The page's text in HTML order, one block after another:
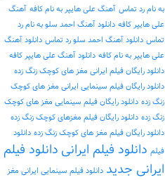
به نام رد تماس آهنگ علی هایپر به نام کافه آهنگ
علی هایپر کافه دانلود آهنگ احمد سلو به نام رد
تماس دانلود آهنگ احمد سلو رد تماس دانلود آهنگ
علی هایپر به نام کافه دانلود آهنگ علی هایپر کافه
دانلود رایگان فیلم ایرانی مغز های کوچک زنگ زده
دانلود رایگان فیلم سینمایی ایرانی مغز های کوچک
زنگ زده دانلود رایگان فیلم سینمایی مغز های کوچک
زنگ زده دانلود رایگان فیلم مغزهای کوچک زنگ زده
دانلود رایگان فیلم مغز های کوچک زنگ زده دانلود
فیلم دانلود فیلم ایرانی دانلود فیلم
ایرانی جدید دانلود فیلم سینمایی ایرانی مغز